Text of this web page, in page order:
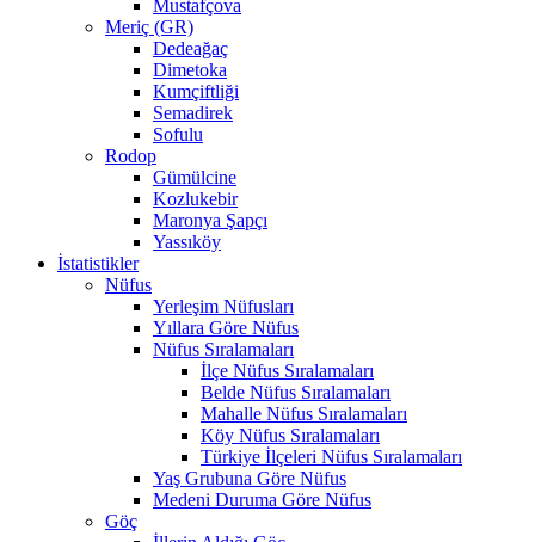
Mustafçova
Meriç (GR)
Dedeağaç
Dimetoka
Kumçiftliği
Semadirek
Sofulu
Rodop
Gümülcine
Kozlukebir
Maronya Şapçı
Yassıköy
İstatistikler
Nüfus
Yerleşim Nüfusları
Yıllara Göre Nüfus
Nüfus Sıralamaları
İlçe Nüfus Sıralamaları
Belde Nüfus Sıralamaları
Mahalle Nüfus Sıralamaları
Köy Nüfus Sıralamaları
Türkiye İlçeleri Nüfus Sıralamaları
Yaş Grubuna Göre Nüfus
Medeni Duruma Göre Nüfus
Göç